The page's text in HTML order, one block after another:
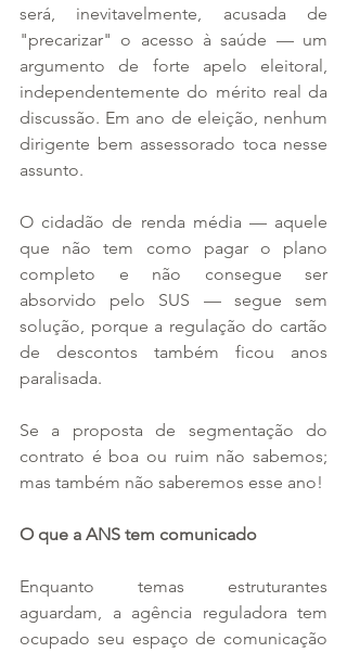
será, inevitavelmente, acusada de
"precarizar" o acesso à saúde — um
argumento de forte apelo eleitoral,
independentemente do mérito real da
discussão. Em ano de eleição, nenhum
dirigente bem assessorado toca nesse
assunto.
O cidadão de renda média — aquele
que não tem como pagar o plano
completo e não consegue ser
absorvido pelo SUS — segue sem
solução, porque a regulação do cartão
de descontos também ficou anos
paralisada.
Se a proposta de segmentação do
contrato é boa ou ruim não sabemos;
mas também não saberemos esse ano!
O que a ANS tem comunicado
Enquanto temas estruturantes
aguardam, a agência reguladora tem
ocupado seu espaço de comunicação